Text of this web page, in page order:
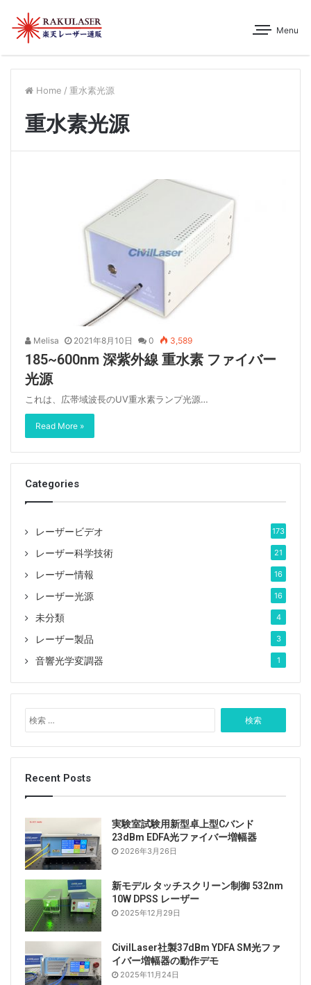
Menu
Home / 重水素光源
重水素光源
Melisa 2021年8月10日 0 3,589
185~600nm 深紫外線 重水素 ファイバー
光源
これは、広帯域波長のUV重水素ランプ光源…
Read More »
Categories
レーザービデオ 173
レーザー科学技術 21
レーザー情報 16
レーザー光源 16
未分類 4
レーザー製品 3
音響光学変調器 1
索
:
Recent Posts
実験室試験用新型卓上型Cバンド
23dBm EDFA光ファイバー増幅器
2026年3月26日
新モデル タッチスクリーン制御 532nm
10W DPSS レーザー
2025年12月29日
CivilLaser社製37dBm YDFA SM光ファ
イバー増幅器の動作デモ
2025年11月24日